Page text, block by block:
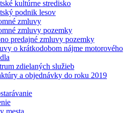
kultúrne stredisko
podnik lesov
zmluvy
zmluvy pozemky
predajné zmluvy pozemky
o krátkodobom nájme motorového
zdielaných služieb
a objednávky do roku 2019
mesta